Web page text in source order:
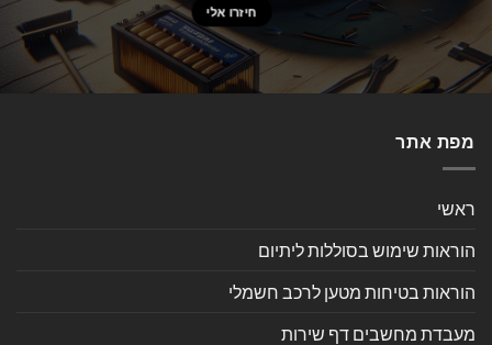
מפת אתר
ראשי
הוראות שימוש בסוללות ליתיום
הוראות בטיחות מטען לרכב חשמלי
מעבדת מחשבים דף שירות